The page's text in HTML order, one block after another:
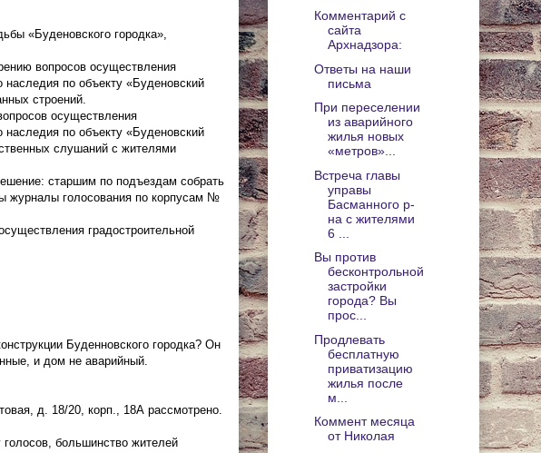
«Буденовского городка»,
вопросов осуществления
наследия по объекту «Буденовский
строений.
осуществления
наследия по объекту «Буденовский
слушаний с жителями
старшим по подъездам собрать
журналы голосования по корпусам №
градостроительной
Буденновского городка? Он
и дом не аварийный.
д. 18/20, корп., 18А рассмотрено.
большинство жителей
Комментарий с
сайта
Архнадзора:
Ответы на наши
письма
При переселении
из аварийного
жилья новых
«метров»...
Встреча главы
управы
Басманного р-
на с жителями
6 ...
Вы против
бесконтрольной
застройки
города? Вы
прос...
Продлевать
бесплатную
приватизацию
жилья после
м...
Коммент месяца
от Николая